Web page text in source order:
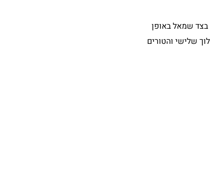
בצד שמאל באופן
להילוך שלישי והטורים